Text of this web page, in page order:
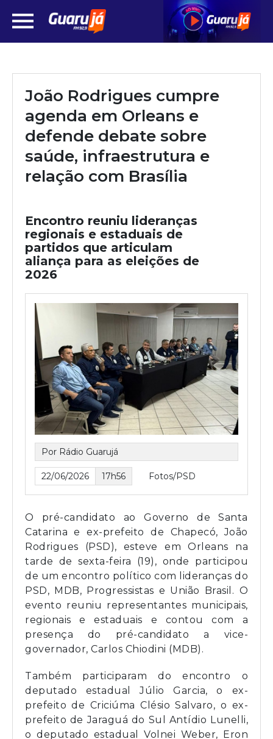
João Rodrigues cumpre
agenda em Orleans e
defende debate sobre
saúde, infraestrutura e
relação com Brasília
Encontro reuniu lideranças
regionais e estaduais de
partidos que articulam
aliança para as eleições de
2026
Por Rádio Guarujá
22/06/2026 17h56 Fotos/PSD
O pré-candidato ao Governo de Santa
Catarina e ex-prefeito de Chapecó, João
Rodrigues (PSD), esteve em Orleans na
tarde de sexta-feira (19), onde participou
de um encontro político com lideranças do
PSD, MDB, Progressistas e União Brasil. O
evento reuniu representantes municipais,
regionais e estaduais e contou com a
presença do pré-candidato a vice-
governador, Carlos Chiodini (MDB).
Também participaram do encontro o
deputado estadual Júlio Garcia, o ex-
prefeito de Criciúma Clésio Salvaro, o ex-
prefeito de Jaraguá do Sul Antídio Lunelli,
o deputado estadual Volnei Weber, Eron